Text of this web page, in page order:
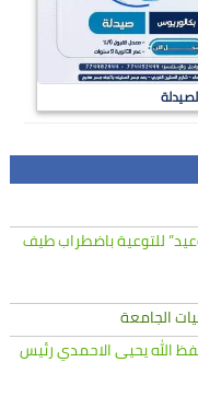
للتوعية باضطراب طيف
الجامعة
يونيو2022 الدكتور /حفظ الله يحيى الاحمدي رئيس